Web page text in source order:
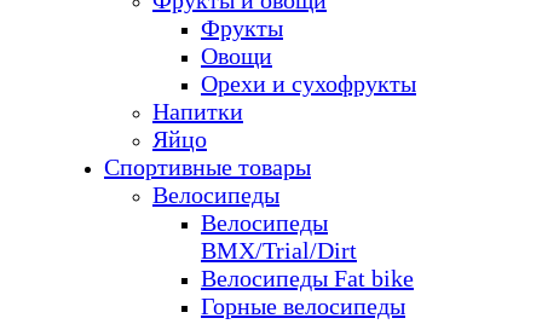
Фрукты
Овощи
Орехи и сухофрукты
Напитки
Яйцо
Спортивные товары
Велосипеды
Велосипеды
BMX/Trial/Dirt
Велосипеды Fat bike
Горные велосипеды